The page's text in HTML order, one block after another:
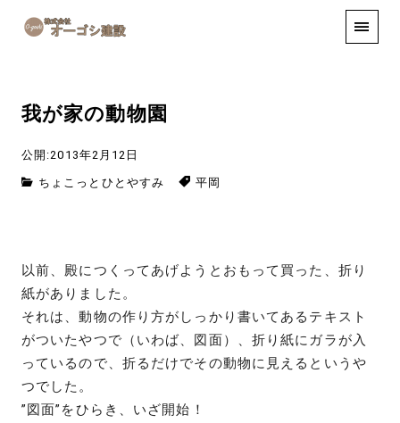
手しごと
我が家の動物園
公開:2013年2月12日
ちょこっとひとやすみ 平岡
以前、殿につくってあげようとおもって買った、折り
紙がありました。
それは、動物の作り方がしっかり書いてあるテキスト
がついたやつで（いわば、図面）、折り紙にガラが入
っているので、折るだけでその動物に見えるというや
つでした。
”図面”をひらき、いざ開始！